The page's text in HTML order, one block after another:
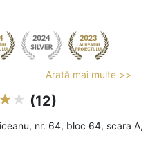
Arată mai multe >>
(12)
nr. 64, bloc 64, scara A,